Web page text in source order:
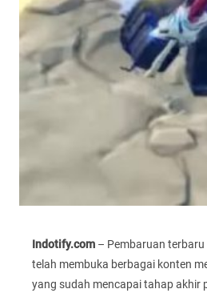
Indotify.com – Pembaruan terbaru
telah membuka berbagai konten
yang sudah mencapai tahap akhir